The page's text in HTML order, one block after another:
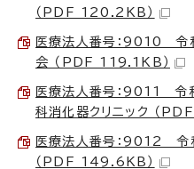
（PDF 120.2KB）
医療法人番号：9010
会 （PDF 119.1KB）
医療法人番号：9011 令
科消化器クリニック （
医療法人番号：9012
（PDF 149.6KB）